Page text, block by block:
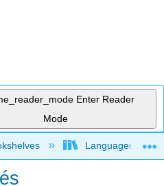
Enter Reader
Mode
hierarchyLanguages